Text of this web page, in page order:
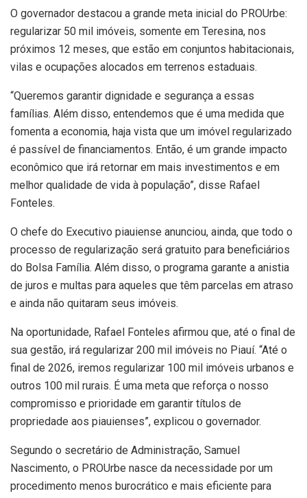
O governador destacou a grande meta inicial do PROUrbe:
regularizar 50 mil imóveis, somente em Teresina, nos
próximos 12 meses, que estão em conjuntos habitacionais,
vilas e ocupações alocados em terrenos estaduais.
“Queremos garantir dignidade e segurança a essas
famílias. Além disso, entendemos que é uma medida que
fomenta a economia, haja vista que um imóvel regularizado
é passível de financiamentos. Então, é um grande impacto
econômico que irá retornar em mais investimentos e em
melhor qualidade de vida à população”, disse Rafael
Fonteles.
O chefe do Executivo piauiense anunciou, ainda, que todo o
processo de regularização será gratuito para beneficiários
do Bolsa Família. Além disso, o programa garante a anistia
de juros e multas para aqueles que têm parcelas em atraso
e ainda não quitaram seus imóveis.
Na oportunidade, Rafael Fonteles afirmou que, até o final de
sua gestão, irá regularizar 200 mil imóveis no Piauí. “Até o
final de 2026, iremos regularizar 100 mil imóveis urbanos e
outros 100 mil rurais. É uma meta que reforça o nosso
compromisso e prioridade em garantir títulos de
propriedade aos piauienses”, explicou o governador.
Segundo o secretário de Administração, Samuel
Nascimento, o PROUrbe nasce da necessidade por um
procedimento menos burocrático e mais eficiente para